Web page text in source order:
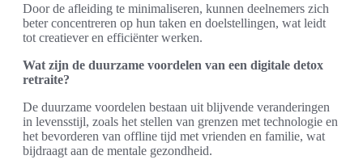
Door de afleiding te minimaliseren, kunnen deelnemers zich
beter concentreren op hun taken en doelstellingen, wat leidt
tot creatiever en efficiënter werken.
Wat zijn de duurzame voordelen van een digitale detox
retraite?
De duurzame voordelen bestaan uit blijvende veranderingen
in levensstijl, zoals het stellen van grenzen met technologie en
het bevorderen van offline tijd met vrienden en familie, wat
bijdraagt aan de mentale gezondheid.